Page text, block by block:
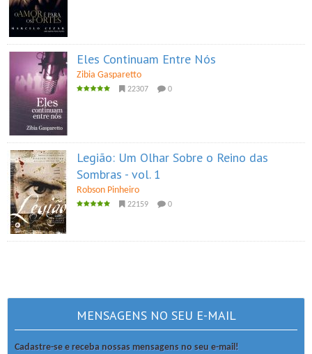
Eles Continuam Entre Nós
Zibia Gasparetto
22307 0
Legião: Um Olhar Sobre o Reino das
Sombras - vol. 1
Robson Pinheiro
22159 0
MENSAGENS NO SEU E-MAIL
Cadastre-se e receba nossas mensagens no seu e-mail!